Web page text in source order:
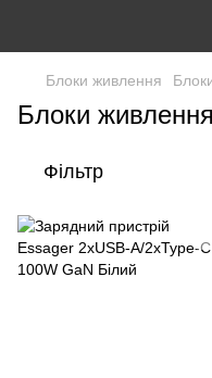
Блоки живлення
Блоки
Фільтр